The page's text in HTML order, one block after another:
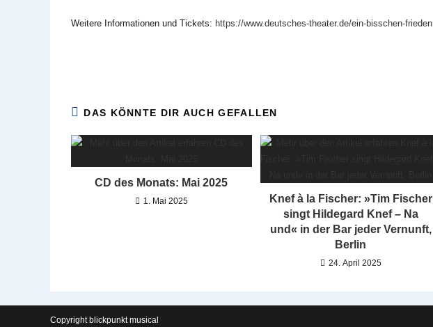
Weitere Informationen und Tickets: https://www.deutsches-theater.de/ein-bisschen-frieden
DAS KÖNNTE DIR AUCH GEFALLEN
CD des Monats: Mai 2025
1. Mai 2025
Knef à la Fischer: »Tim Fischer
singt Hildegard Knef – Na
und« in der Bar jeder Vernunft,
Berlin
24. April 2025
Copyright blickpunkt musical